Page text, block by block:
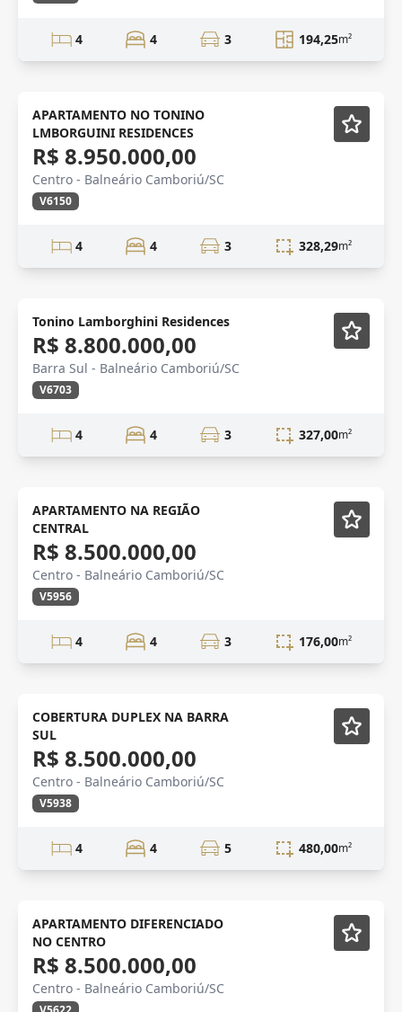
4 4 3 194,25m²
ALTO PADRÃO Lançamento
APARTAMENTO NO TONINO
LMBORGUINI RESIDENCES
R$ 8.950.000,00
Centro - Balneário Camboriú/SC
V6150
4 4 3 328,29m²
Tonino Lamborghini Residences
R$ 8.800.000,00
Barra Sul - Balneário Camboriú/SC
V6703
4 4 3 327,00m²
VISTA MAR Mobiliado
APARTAMENTO NA REGIÃO
CENTRAL
R$ 8.500.000,00
Centro - Balneário Camboriú/SC
V5956
4 4 3 176,00m²
Mobiliado
COBERTURA DUPLEX NA BARRA
SUL
R$ 8.500.000,00
Centro - Balneário Camboriú/SC
V5938
4 4 5 480,00m²
VENDA Mobiliado
APARTAMENTO DIFERENCIADO
NO CENTRO
R$ 8.500.000,00
Centro - Balneário Camboriú/SC